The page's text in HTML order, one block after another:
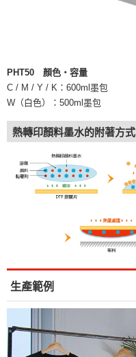
PHT50 顏色・容量
C / M / Y / K：600ml墨包
W（白色）：500ml墨包
熱轉印顏料墨水的附著方式
生產範例